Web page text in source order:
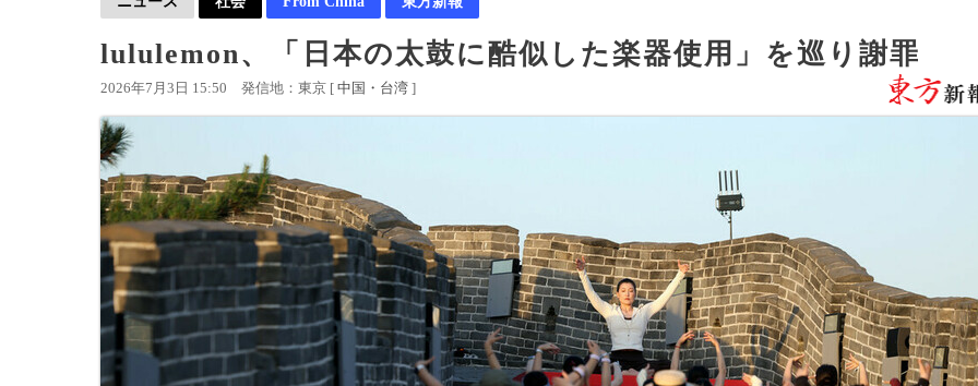
lululemon、「日本の太鼓に酷似した楽器使用」を巡り謝罪
2026年7月3日 15:50 発信地：東京 [ 中国・台湾 ]